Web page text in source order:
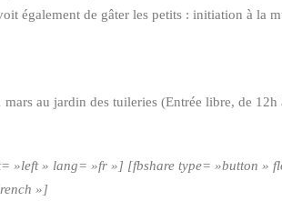
également de gâter les petits : initiation à la
au jardin des tuileries (Entrée libre, de
»left » lang= »fr »] [fbshare type= »button »
»]